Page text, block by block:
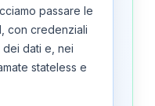
passare le
con credenziali
dei dati e, nei
stateless e